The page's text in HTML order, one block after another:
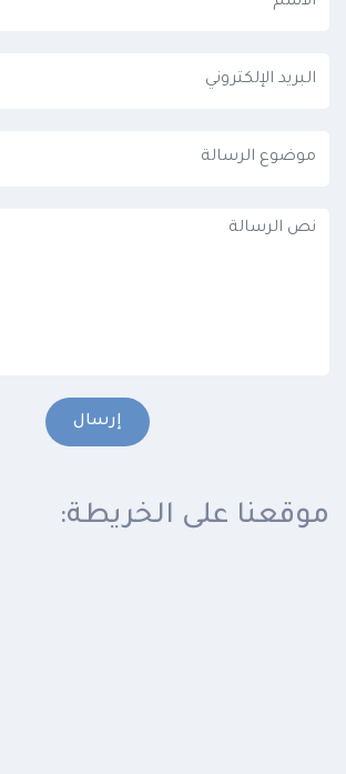
إرسال
موقعنا على الخريطة: